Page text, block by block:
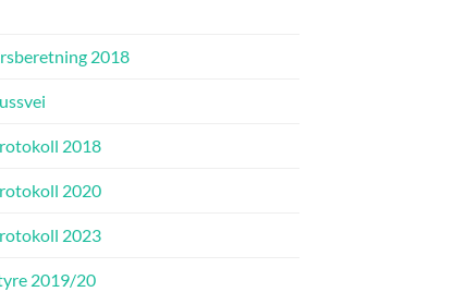
2018
2018
2020
2023
2019/20